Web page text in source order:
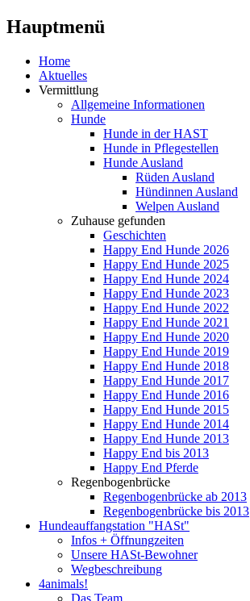
Hauptmenü
Home
Aktuelles
Vermittlung
Allgemeine Informationen
Hunde
Hunde in der HAST
Hunde in Pflegestellen
Hunde Ausland
Rüden Ausland
Hündinnen Ausland
Welpen Ausland
Zuhause gefunden
Geschichten
Happy End Hunde 2026
Happy End Hunde 2025
Happy End Hunde 2024
Happy End Hunde 2023
Happy End Hunde 2022
Happy End Hunde 2021
Happy End Hunde 2020
Happy End Hunde 2019
Happy End Hunde 2018
Happy End Hunde 2017
Happy End Hunde 2016
Happy End Hunde 2015
Happy End Hunde 2014
Happy End Hunde 2013
Happy End bis 2013
Happy End Pferde
Regenbogenbrücke
Regenbogenbrücke ab 2013
Regenbogenbrücke bis 2013
Hundeauffangstation "HASt"
Infos + Öffnungzeiten
Unsere HASt-Bewohner
Wegbeschreibung
4animals!
Das Team